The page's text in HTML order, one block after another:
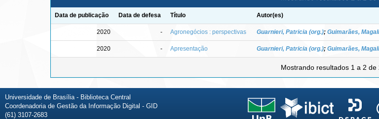
Data de publicação Data de defesa Título Autor(es)
2020 - Agronegócios : perspectivas Guarnieri, Patricia (org.); Guimarães,
2020 - Apresentação Guarnieri, Patricia (org.); Guimarães,
Mostrando resultados 1 a 2 de
Universidade de Brasília - Biblioteca Central
Coordenadoria de Gestão da Informação Digital - GID
(61) 3107-2683